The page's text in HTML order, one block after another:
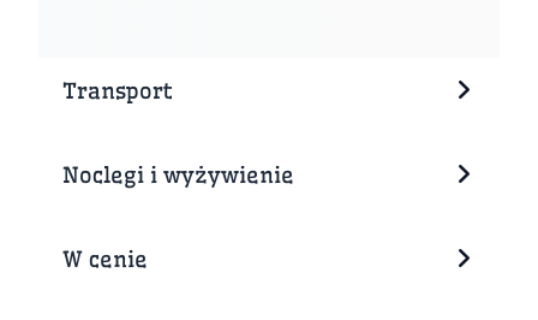
Transport
Noclegi i wyżywienie
W cenie